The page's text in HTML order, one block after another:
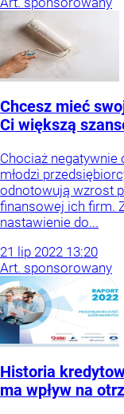
Chcesz mieć
Ci większą
Chociaż negatywnie
młodzi
odnotowują wzrost
finansowej ich firm.
nastawienie do...
21 lip 2022 13:20
Art. sponsorowany
Historia
ma wpływ na